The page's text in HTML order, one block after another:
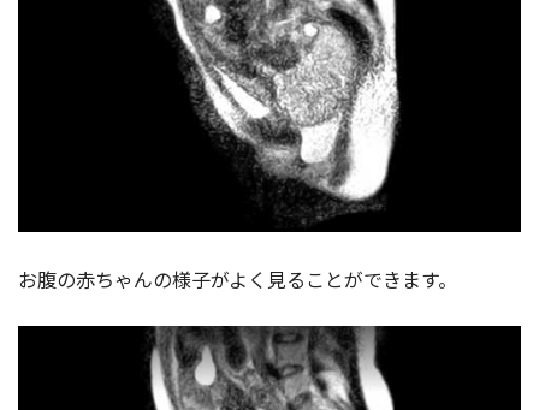
お腹の赤ちゃんの様子がよく見ることができます。